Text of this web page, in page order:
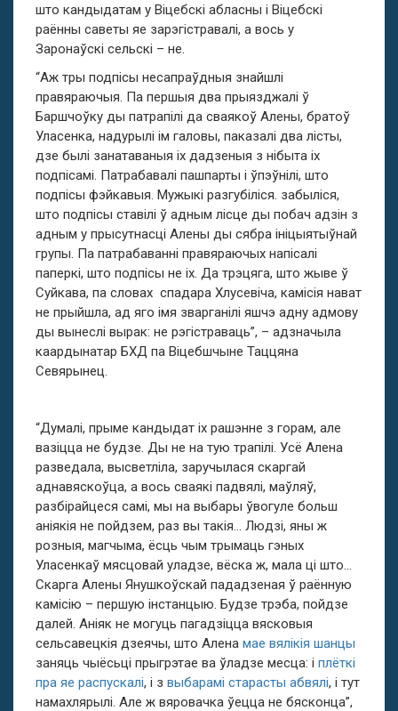
што кандыдатам у Віцебскі абласны і Віцебскі
раённы саветы яе зарэгістравалі, а вось у
Заронаўскі сельскі – не.
“Аж тры подпісы несапраўдныя знайшлі
правяраючыя. Па першыя два прыязджалі ў
Баршчоўку ды патрапілі да сваякоў Алены, братоў
Уласенка, надурылі ім галовы, паказалі два лісты,
дзе былі занатаваныя іх дадзеныя з нібыта іх
подпісамі. Патрабавалі пашпарты і ўпэўнілі, што
подпісы фэйкавыя. Мужыкі разгубіліся. забыліся,
што подпісы ставілі ў адным лісце ды побач адзін з
адным у прысутнасці Алены ды сябра ініцыятыўнай
групы. Па патрабаванні правяраючых напісалі
паперкі, што подпісы не іх. Да трэцяга, што жыве ў
Суйкава, па словах спадара Хлусевіча, камісія нават
не прыйшла, ад яго імя зварганілі яшчэ адну адмову
ды вынеслі вырак: не рэгістраваць”, – адзначыла
каардынатар БХД па Віцебшчыне Таццяна
Севярынец.
“Думалі, прыме кандыдат іх рашэнне з горам, але
вазіцца не будзе. Ды не на тую трапілі. Усё Алена
разведала, высветліла, заручылася скаргай
аднавяскоўца, а вось сваякі падвялі, маўляў,
разбірайцеся самі, мы на выбары ўвогуле больш
аніякія не пойдзем, раз вы такія… Людзі, яны ж
розныя, магчыма, ёсць чым трымаць гэных
Уласенкаў мясцовай уладзе, вёска ж, мала ці што…
Скарга Алены Янушкоўскай пададзеная ў раённую
камісію – першую інстанцыю. Будзе трэба, пойдзе
далей. Аніяк не могуць пагадзіцца вясковыя
сельсавецкія дзеячы, што Алена мае вялікія шанцы
заняць чыёсьці прыгрэтае ва ўладзе месца: і плёткі
пра яе распускалі, і з выбарамі старасты абвялі, і тут
намахлярылі. Але ж вяровачка ўецца не бясконца”,